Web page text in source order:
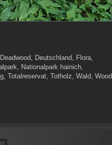
Deutschland, Flora,
Nationalpark hainich,
Totalreservat, Totholz, Wald, Wood